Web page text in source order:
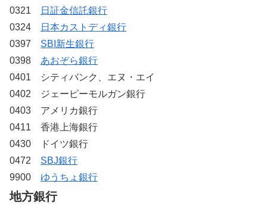
0321
日証金信託銀行
0324
日本カストディ銀行
0397 SBI新生銀行
0398 あおぞら銀行
0401 シティバンク、エヌ・エイ
0402 ジェーピーモルガン銀行
0403 アメリカ銀行
0411 香港上海銀行
0430 ドイツ銀行
0472 SBJ銀行
9900 ゆうちょ銀行
地方銀行